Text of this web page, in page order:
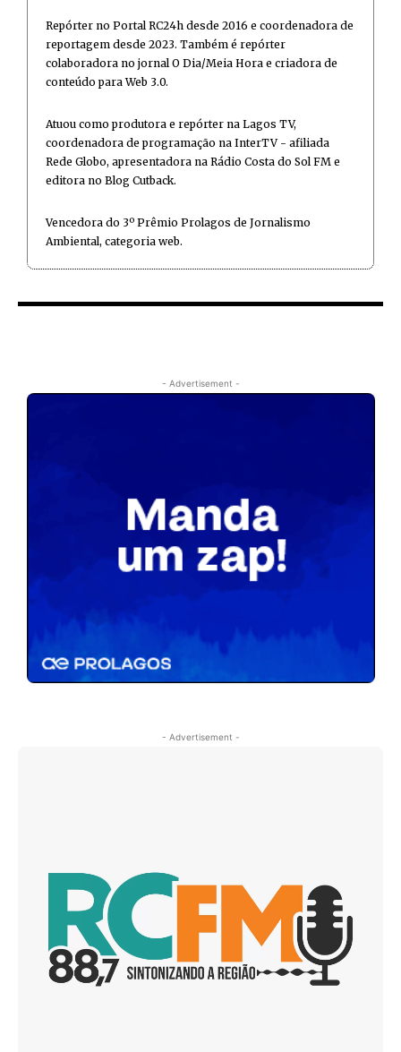
Repórter no Portal RC24h desde 2016 e coordenadora de
reportagem desde 2023. Também é repórter
colaboradora no jornal O Dia/Meia Hora e criadora de
conteúdo para Web 3.0.
Atuou como produtora e repórter na Lagos TV,
coordenadora de programação na InterTV - afiliada
Rede Globo, apresentadora na Rádio Costa do Sol FM e
editora no Blog Cutback.
Vencedora do 3º Prêmio Prolagos de Jornalismo
Ambiental, categoria web.
- Advertisement -
- Advertisement -